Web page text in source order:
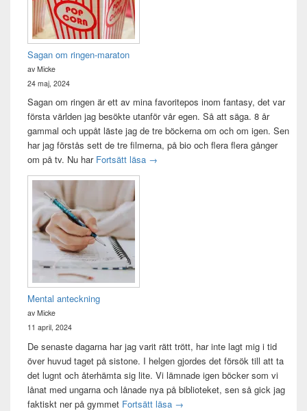
Sagan om ringen-maraton
av Micke
24 maj, 2024
Sagan om ringen är ett av mina favoritepos inom fantasy, det var
första världen jag besökte utanför vår egen. Så att säga. 8 år
gammal och uppåt läste jag de tre böckerna om och om igen. Sen
har jag förstås sett de tre filmerna, på bio och flera flera gånger
om på tv. Nu har Fortsätt läsa Sagan om ringen-maraton
→
Mental anteckning
av Micke
11 april, 2024
De senaste dagarna har jag varit rätt trött, har inte lagt mig i tid
över huvud taget på sistone. I helgen gjordes det försök till att ta
det lugnt och återhämta sig lite. Vi lämnade igen böcker som vi
lånat med ungarna och lånade nya på biblioteket, sen så gick jag
faktiskt ner på gymmet Fortsätt läsa Mental anteckning
→